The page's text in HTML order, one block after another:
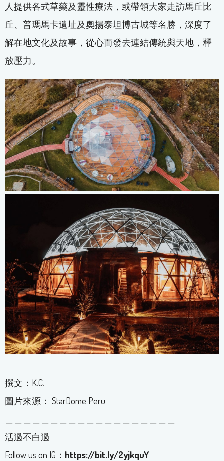
人提供各式草藥及靈性療法，或帶領大家走訪馬丘比
丘、普瑪馬卡遺址及奧揚泰坦博古城等名勝，深度了
解在地文化及故事，從心而發去連結傳統與天地，釋
放壓力。
撰文：K.C.
圖片來源： StarDome Peru
活過不白過
Follow us on IG： https://bit.ly/2yjkquY